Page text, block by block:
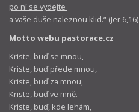
po ní se vydejte
a vaše duše naleznou klid.“ (Jer 6,16)
Motto webu pastorace.cz
Kriste, buď se mnou,
Kriste, buď přede mnou,
Kriste, buď za mnou,
Kriste, buď ve mně.
Kriste, buď, kde lehám,